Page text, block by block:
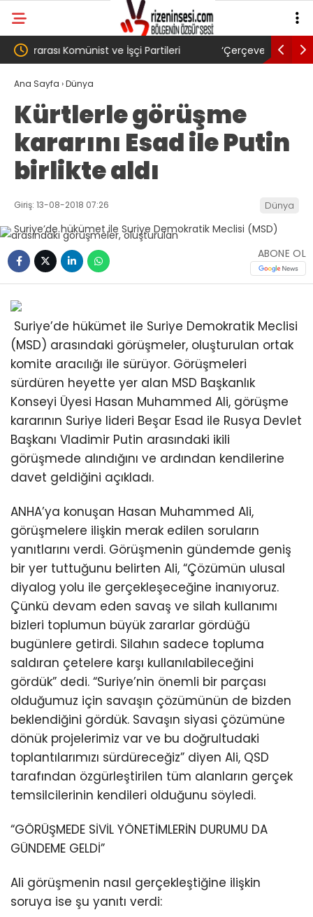
‘Çerçeve yasa’ kanun teklifi Adalet
Komisyonu’ndan geçti
AKP’li
Ana Sayfa ›Dünya
Kürtlerle görüşme
kararını Esad ile Putin
birlikte aldı
Giriş: 13-08-2018 07:26 Dünya
ABONE OL
Suriye’de hükümet ile Suriye Demokratik Meclisi
(MSD) arasındaki görüşmeler, oluşturulan ortak
komite aracılığı ile sürüyor. Görüşmeleri
sürdüren heyette yer alan MSD Başkanlık
Konseyi Üyesi Hasan Muhammed Ali, görüşme
kararının Suriye lideri Beşar Esad ile Rusya Devlet
Başkanı Vladimir Putin arasındaki ikili
görüşmede alındığını ve ardından kendilerine
davet geldiğini açıkladı.
ANHA’ya konuşan Hasan Muhammed Ali,
görüşmelere ilişkin merak edilen soruların
yanıtlarını verdi. Görüşmenin gündemde geniş
bir yer tuttuğunu belirten Ali, “Çözümün ulusal
diyalog yolu ile gerçekleşeceğine inanıyoruz.
Çünkü devam eden savaş ve silah kullanımı
bizleri toplumun büyük zararlar gördüğü
bugünlere getirdi. Silahın sadece topluma
saldıran çetelere karşı kullanılabileceğini
gördük” dedi. “Suriye’nin önemli bir parçası
olduğumuz için savaşın çözümünün de bizden
beklendiğini gördük. Savaşın siyasi çözümüne
dönük projelerimiz var ve bu doğrultudaki
toplantılarımızı sürdüreceğiz” diyen Ali, QSD
tarafından özgürleştirilen tüm alanların gerçek
temsilcilerinin kendileri olduğunu söyledi.
“GÖRÜŞMEDE SİVİL YÖNETİMLERİN DURUMU DA
GÜNDEME GELDİ”
Ali görüşmenin nasıl gerçekleştiğine ilişkin
soruya ise şu yanıtı verdi: